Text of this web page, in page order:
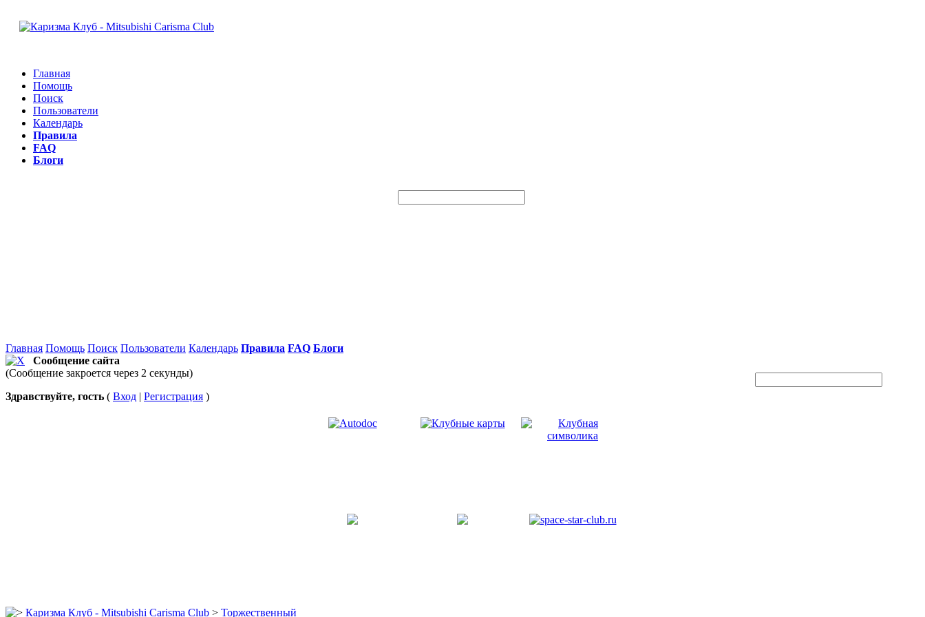
Главная
Помощь
Поиск
Пользователи
Календарь
Правила
FAQ
Блоги
Главная Помощь Поиск Пользователи Календарь Правила FAQ Блоги
Сообщение сайта
(Сообщение закроется через 2 секунды)
Здравствуйте, гость ( Вход | Регистрация )
Каризма Клуб - Mitsubishi Carisma Club > Торжественный